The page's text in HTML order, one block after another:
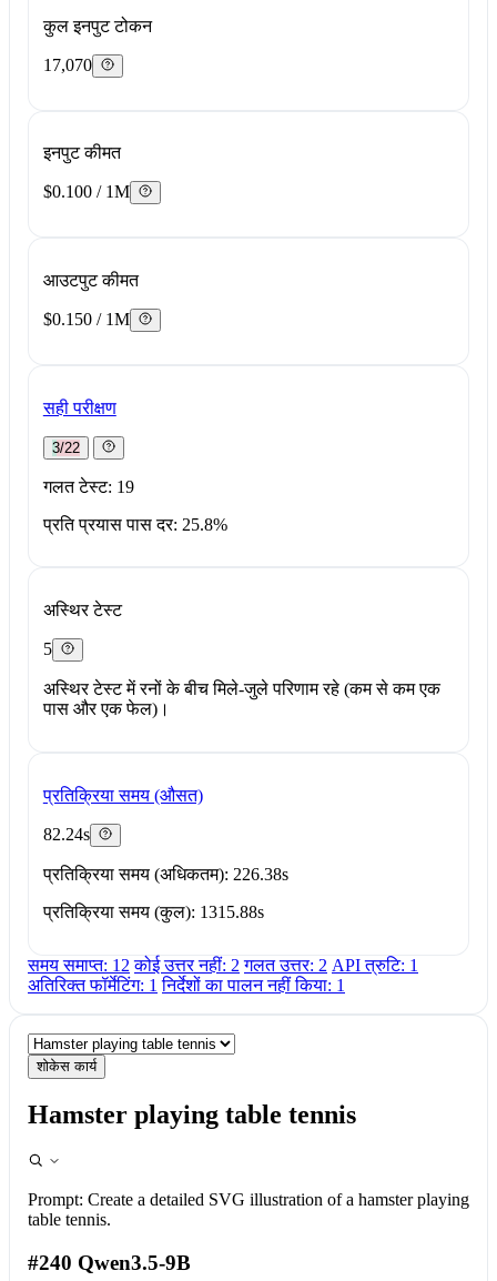
कुल इनपुट टोकन
17,070
इनपुट कीमत
$0.100 / 1M
आउटपुट कीमत
$0.150 / 1M
सही परीक्षण
3/22
गलत टेस्ट: 19
प्रति प्रयास पास दर: 25.8%
अस्थिर टेस्ट
5
अस्थिर टेस्ट में रनों के बीच मिले-जुले परिणाम रहे (कम से कम एक
पास और एक फेल)।
प्रतिक्रिया समय (औसत)
82.24s
प्रतिक्रिया समय (अधिकतम): 226.38s
प्रतिक्रिया समय (कुल): 1315.88s
समय समाप्त: 12 कोई उत्तर नहीं: 2 गलत उत्तर: 2 API त्रुटि: 1
अतिरिक्त फॉर्मेटिंग: 1 निर्देशों का पालन नहीं किया: 1
शोकेस कार्य
Hamster playing table tennis
Prompt: Create a detailed SVG illustration of a hamster playing
table tennis.
#240 Qwen3.5-9B